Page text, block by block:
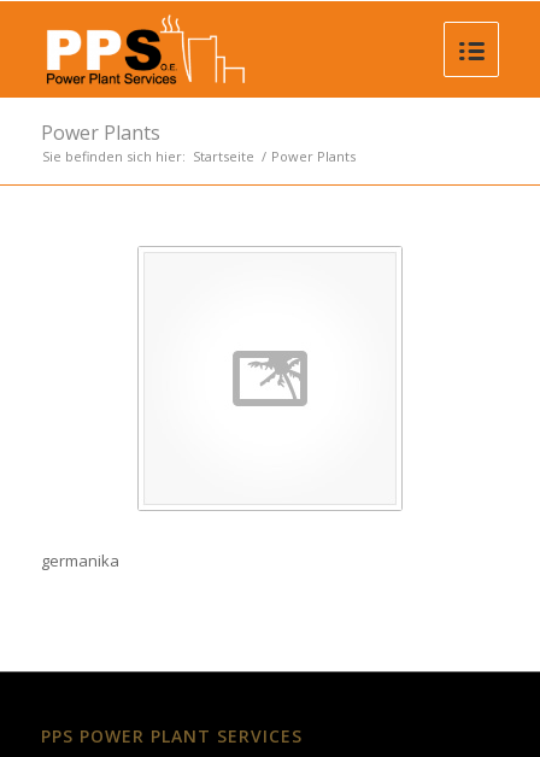
Power Plants
Sie befinden sich hier: Startseite / Power Plants
germanika
PPS POWER PLANT SERVICES